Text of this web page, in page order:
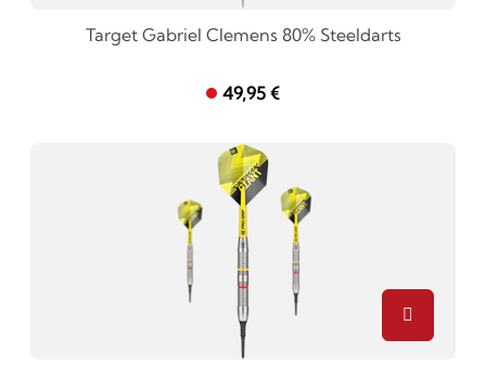
Target Gabriel Clemens 80% Steeldarts
49,95 €